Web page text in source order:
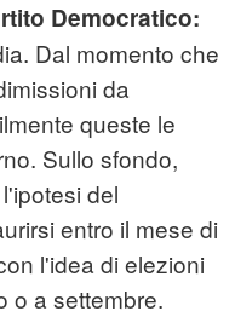
Democratico:
Dal momento che
da
queste le
Sullo sfondo,
del
entro il mese di
l'idea di elezioni
o a settembre.